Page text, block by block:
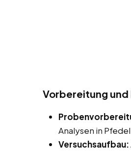
Vorbereitung und
Analysen in
Versuchsaufbau: